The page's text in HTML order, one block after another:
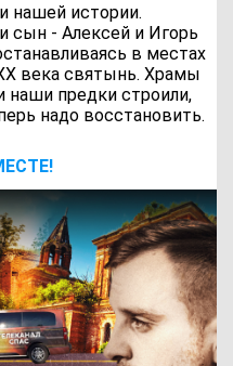
нашей истории.
сын - Алексей и Игорь
в местах
века святынь. Храмы
наши предки строили,
надо восстановить.